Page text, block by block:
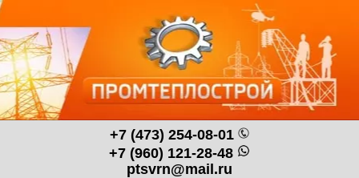
+7 (473) 254-08-01
+7 (960) 121-28-48
ptsvrn@mail.ru